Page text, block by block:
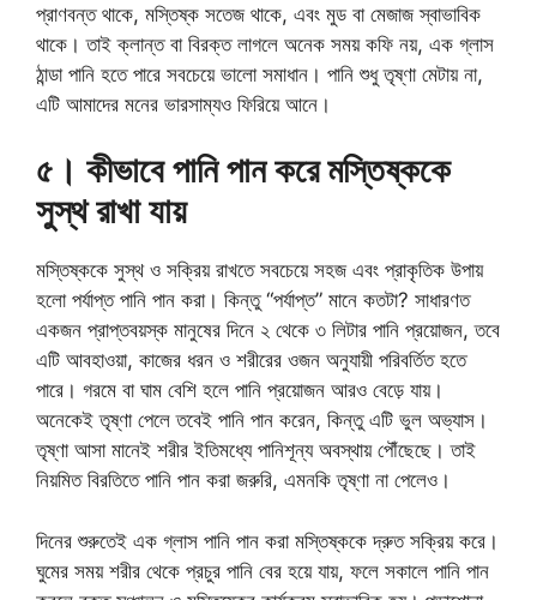
প্রাণবন্ত থাকে, মস্তিষ্ক সতেজ থাকে, এবং মুড বা মেজাজ স্বাভাবিক
থাকে। তাই ক্লান্ত বা বিরক্ত লাগলে অনেক সময় কফি নয়, এক গ্লাস
ঠান্ডা পানি হতে পারে সবচেয়ে ভালো সমাধান। পানি শুধু তৃষ্ণা মেটায় না,
এটি আমাদের মনের ভারসাম্যও ফিরিয়ে আনে।
৫। কীভাবে পানি পান করে মস্তিষ্ককে
সুস্থ রাখা যায়
মস্তিষ্ককে সুস্থ ও সক্রিয় রাখতে সবচেয়ে সহজ এবং প্রাকৃতিক উপায়
হলো পর্যাপ্ত পানি পান করা। কিন্তু “পর্যাপ্ত” মানে কতটা? সাধারণত
একজন প্রাপ্তবয়স্ক মানুষের দিনে ২ থেকে ৩ লিটার পানি প্রয়োজন, তবে
এটি আবহাওয়া, কাজের ধরন ও শরীরের ওজন অনুযায়ী পরিবর্তিত হতে
পারে। গরমে বা ঘাম বেশি হলে পানি প্রয়োজন আরও বেড়ে যায়।
অনেকেই তৃষ্ণা পেলে তবেই পানি পান করেন, কিন্তু এটি ভুল অভ্যাস।
তৃষ্ণা আসা মানেই শরীর ইতিমধ্যে পানিশূন্য অবস্থায় পৌঁছেছে। তাই
নিয়মিত বিরতিতে পানি পান করা জরুরি, এমনকি তৃষ্ণা না পেলেও।
দিনের শুরুতেই এক গ্লাস পানি পান করা মস্তিষ্ককে দ্রুত সক্রিয় করে।
ঘুমের সময় শরীর থেকে প্রচুর পানি বের হয়ে যায়, ফলে সকালে পানি পান